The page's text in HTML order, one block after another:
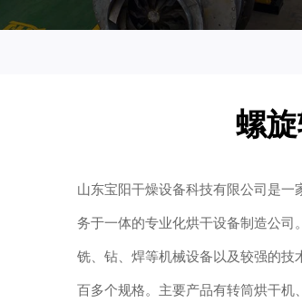
螺
山东宝阳干燥设备科技有限公司是
务于一体的专业化烘干设备制造公
铣、钻、焊等机械设备以及较强的技
百多个规格。主要产品有转筒烘干机